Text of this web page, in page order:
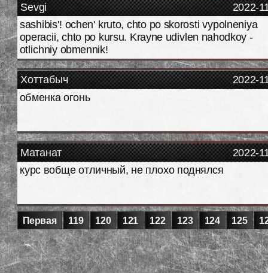
2022-
Sevgi
sashibis'! ochen' kruto, chto po skorosti vypolneniya
operacii, chto po kursu. Krayne udivlen nahodkoy -
otlichniy obmennik!
2022-
Хоттабыч
обменка огонь
2022-
Матанат
курс вобще отличный, не плохо поднялся
Первая 119 120 121 122 123 124 125